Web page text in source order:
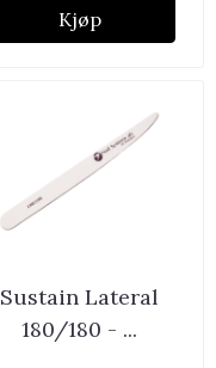
Kjøp
Sustain Lateral
180/180 - ...